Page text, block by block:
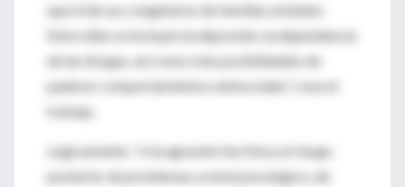
que el de sus congéneres de familias estables.
Entre ellas se incluyen la depresión, la dependencia
de las drogas, así como más posibilidades de
padecer comportamientos antisociales", reza el
trabajo.
Lógicamente, "si la agresión fue física el riesgo
posterior de problemas a nivel psicológico, de